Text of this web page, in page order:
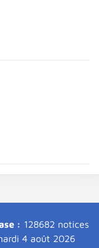
: 128682 notices
4 août 2026